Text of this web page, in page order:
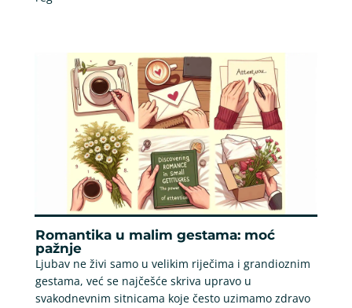
Romantika u malim gestama: moć
pažnje
Ljubav ne živi samo u velikim riječima i grandioznim
gestama, već se najčešće skriva upravo u
svakodnevnim sitnicama koje često uzimamo zdravo